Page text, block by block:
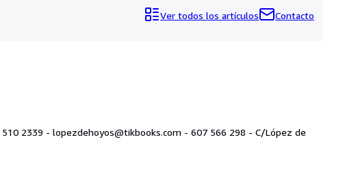
Ver todos los artículos Contacto